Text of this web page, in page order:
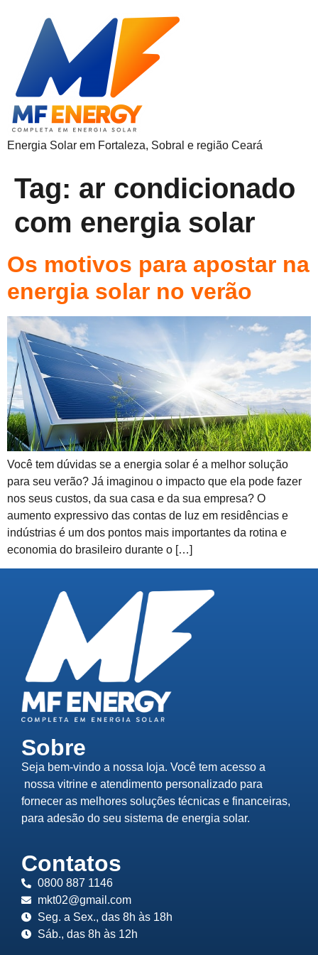
Energia Solar em Fortaleza, Sobral e região Ceará
Tag: ar condicionado
com energia solar
Os motivos para apostar na
energia solar no verão
Você tem dúvidas se a energia solar é a melhor solução
para seu verão? Já imaginou o impacto que ela pode fazer
nos seus custos, da sua casa e da sua empresa? O
aumento expressivo das contas de luz em residências e
indústrias é um dos pontos mais importantes da rotina e
economia do brasileiro durante o […]
Sobre
Seja bem-vindo a nossa loja. Você tem acesso a
nossa vitrine e atendimento personalizado para
fornecer as melhores soluções técnicas e financeiras,
para adesão do seu sistema de energia solar.
Contatos
0800 887 1146
mkt02@gmail.com
Seg. a Sex., das 8h às 18h
Sáb., das 8h às 12h